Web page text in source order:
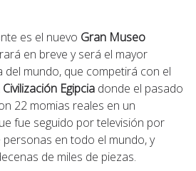
es el nuevo Gran Museo
en breve y será el mayor
del mundo, que competirá con el
Egipcia donde el pasado
22 momias reales en un
fue seguido por televisión por
en todo el mundo, y
de miles de piezas.